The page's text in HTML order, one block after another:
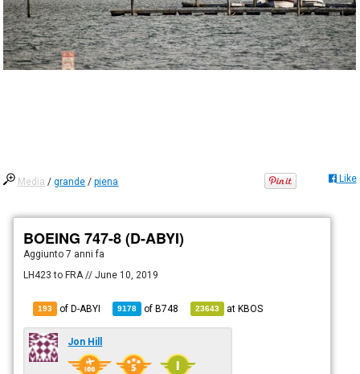
Media /grande /piena Like
BOEING 747-8 (D-ABYI)
Aggiunto7 anni fa
LH423 to FRA // June 10, 2019
193 of D-ABYI 9178 ofB748 23643 atKBOS
Jon Hill